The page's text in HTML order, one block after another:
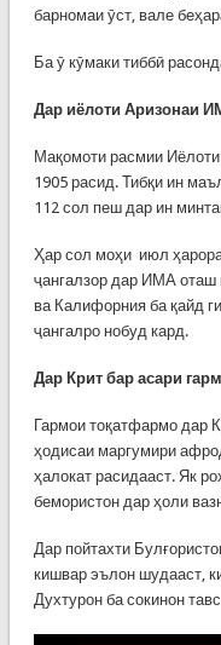
барномаи ӯст, вале
Ба ӯ кӯмаки тиббӣ
Дар иёлоти Аризонаи
Мақомоти расмии
1905 расид. Тибқи ин
112 сол пеш дар ин
Ҳар сол моҳи июл
ҷангалзор дар ИМА оташ
ва Калифорния ба қайд
ҷангалро нобуд кард.
Дар Крит бар асари
Гармои тоқатфармо дар
ҳодисаи маргумири
ҳалокат расидааст. Як
бемористон дар ҳоли
Дар пойтахти
кишвар эълон шудааст,
Духтурон ба сокинон